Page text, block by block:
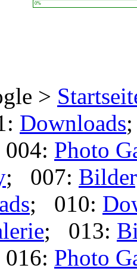
0%
>
Downloads
Photo
; 007:
; 010:
; 013:
Photo